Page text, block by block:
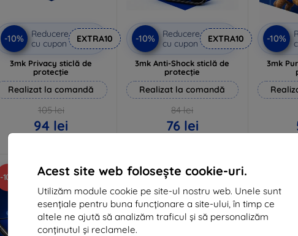
Acest site web folosește cookie-uri.
Utilizăm module cookie pe site-ul nostru web. Unele sunt
esențiale pentru buna funcționare a site-ului, în timp ce
altele ne ajută să analizăm traficul și să personalizăm
conținutul și reclamele.
-10%
Reducere
cu cupon
EXTRA10
3mk Privacy sticlă de
protecție
Realizat la comandă
105 lei
94 lei
-10%
Reducere
cu cupon
EXTRA10
3mk Anti-Shock sticlă de
protecție
Realizat la comandă
84 lei
76 lei
-10%
3mk
-10%